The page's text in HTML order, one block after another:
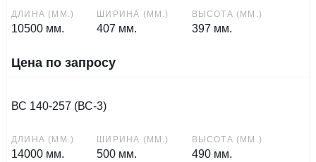
ДЛИНА (ММ.)
10500 мм.
ШИРИНА (ММ.)
407 мм.
ВЫСОТА (ММ.)
397 мм.
Цена по запросу
ВС 140-257 (ВС-3)
ДЛИНА (ММ.)
14000 мм.
ШИРИНА (ММ.)
500 мм.
ВЫСОТА (ММ.)
490 мм.